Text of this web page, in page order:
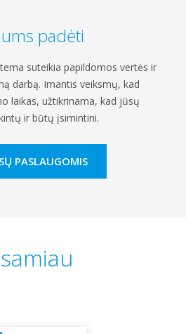
padėti
suteikia papildomos vertės ir
darbą. Imantis veiksmų, kad
laikas, užtikrinama, kad jūsų
ir būtų įsimintini.
PASLAUGOMIS